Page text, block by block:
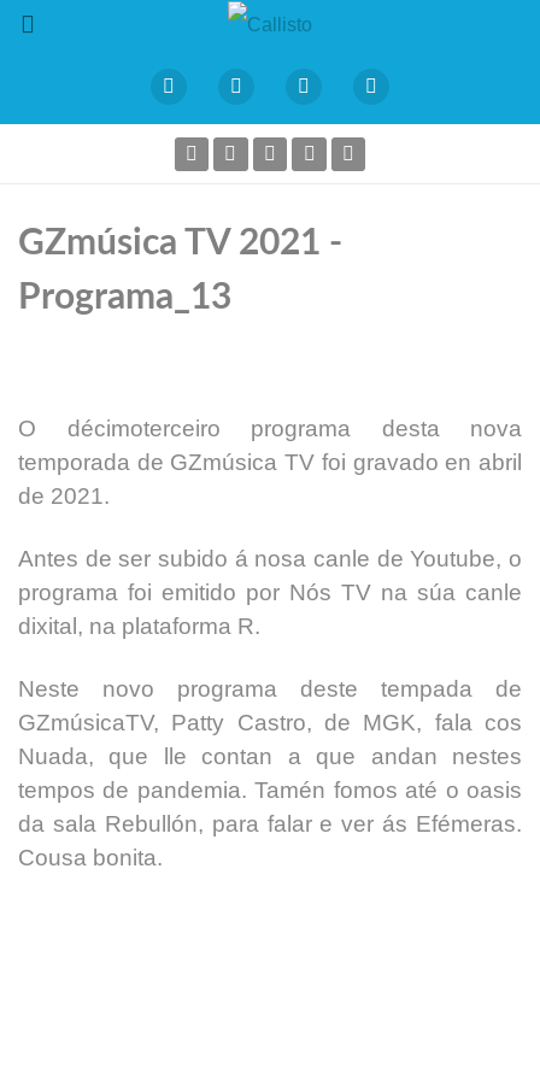
GZmúsica TV 2021 -
Programa_13
O décimoterceiro programa desta nova
temporada de GZmúsica TV foi gravado en abril
de 2021.
Antes de ser subido á nosa canle de Youtube, o
programa foi emitido por Nós TV na súa canle
dixital, na plataforma R.
Neste novo programa deste tempada de
GZmúsicaTV, Patty Castro, de MGK, fala cos
Nuada, que lle contan a que andan nestes
tempos de pandemia. Tamén fomos até o oasis
da sala Rebullón, para falar e ver ás Efémeras.
Cousa bonita.